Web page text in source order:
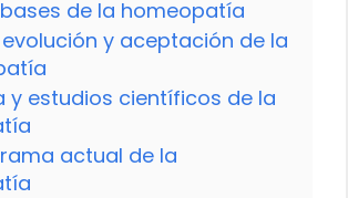
bases de la homeopatía
evolución y aceptación de la
y estudios científicos de la
actual de la